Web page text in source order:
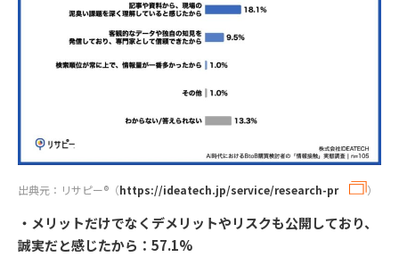
出典元：リサピー®︎（https://ideatech.jp/service/research-pr ）
・メリットだけでなくデメリットやリスクも公開しており、
誠実だと感じたから：57.1%